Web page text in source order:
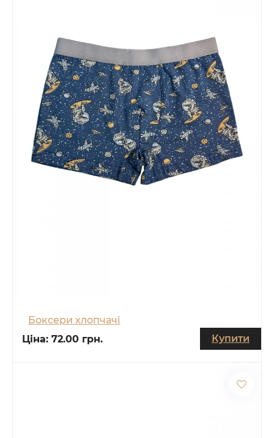
Боксери хлопчачі
Ціна: 72.00 грн. Купити